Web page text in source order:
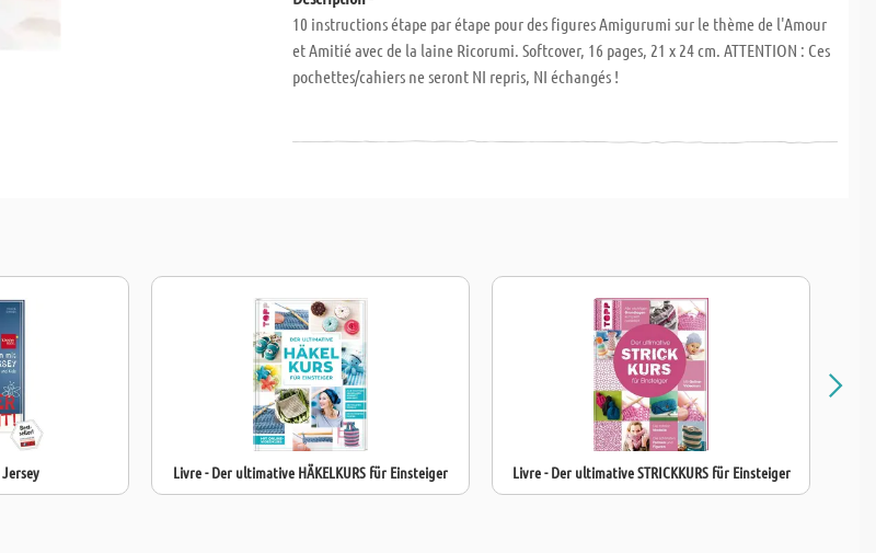
10 instructions étape par étape pour des figures Amigurumi sur le thème de l'Amour
et Amitié avec de la laine Ricorumi. Softcover, 16 pages, 21 x 24 cm. ATTENTION : Ces
pochettes/cahiers ne seront NI repris, NI échangés !
Livre - Der ultimative HÄKELKURS für Einsteiger Livre - Der ultimative STRICKKURS für Einsteiger